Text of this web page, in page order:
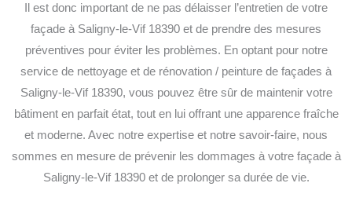
Il est donc important de ne pas délaisser l’entretien de votre
façade à Saligny-le-Vif 18390 et de prendre des mesures
préventives pour éviter les problèmes. En optant pour notre
service de nettoyage et de rénovation / peinture de façades à
Saligny-le-Vif 18390, vous pouvez être sûr de maintenir votre
bâtiment en parfait état, tout en lui offrant une apparence fraîche
et moderne. Avec notre expertise et notre savoir-faire, nous
sommes en mesure de prévenir les dommages à votre façade à
Saligny-le-Vif 18390 et de prolonger sa durée de vie.